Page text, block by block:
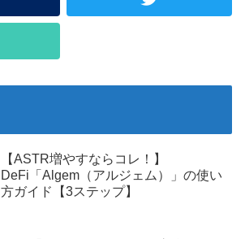
【ASTR増やすならコレ！】
DeFi「Algem（アルジェム）」の使い
方ガイド【3ステップ】